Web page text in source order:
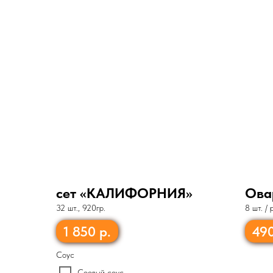
сет «КАЛИФОРНИЯ»
32 шт., 920гр.
1 850 р.
Соус
8 шт. /
сыр,